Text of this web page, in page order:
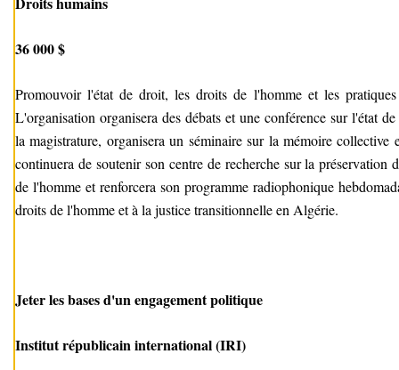
36 000 $
Promouvoir l'état de droit, les droits de l'homme et les
L'organisation organisera des débats et une conférence sur l'état
la magistrature, organisera un séminaire sur la mémoire collective
continuera de soutenir son centre de recherche sur la préservation
de l'homme et renforcera son programme radiophonique
droits de l'homme et à la justice transitionnelle en Algérie.
Jeter les bases d'un engagement politique
Institut républicain international (IRI)